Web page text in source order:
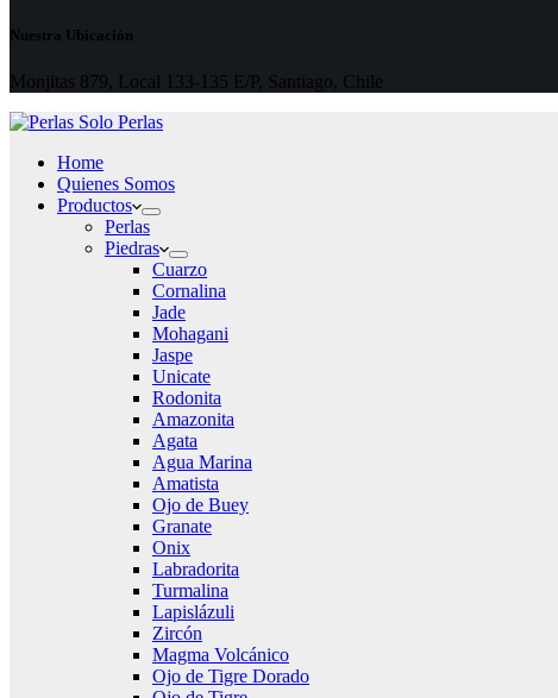
Nuestra Ubicación
Monjitas 879, Local 133-135 E/P, Santiago, Chile
Home
Quienes Somos
Productos
Perlas
Piedras
Cuarzo
Cornalina
Jade
Mohagani
Jaspe
Unicate
Rodonita
Amazonita
Agata
Agua Marina
Amatista
Ojo de Buey
Granate
Onix
Labradorita
Turmalina
Lapislázuli
Zircón
Magma Volcánico
Ojo de Tigre Dorado